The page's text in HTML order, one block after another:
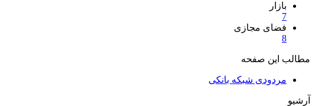
بازار
7
فضای مجازی
8
مطالب این صفحه
مردودی شبکه بانکی
آرشیو